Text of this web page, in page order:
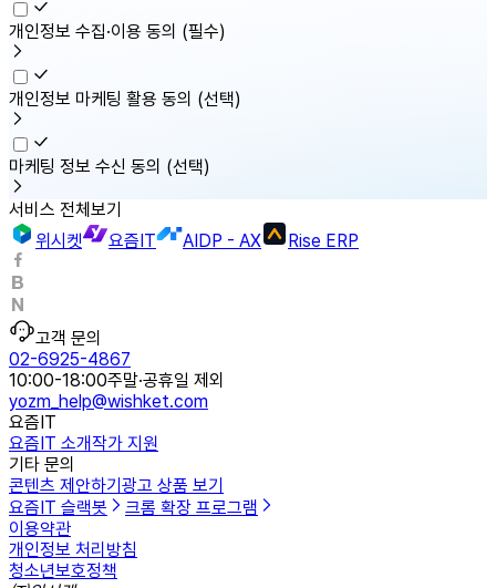
개인정보 수집·이용 동의 (필수)
개인정보 마케팅 활용 동의 (선택)
마케팅 정보 수신 동의 (선택)
서비스 전체보기
위시켓
요즘IT AIDP - AX Rise ERP
고객 문의
02-6925-4867
10:00-18:00주말·공휴일 제외
yozm_help@wishket.com
요즘IT
요즘IT 소개작가 지원
기타 문의
콘텐츠 제안하기 광고 상품 보기
요즘IT 슬랙봇
크롬 확장 프로그램
이용약관
개인정보 처리방침
청소년보호정책